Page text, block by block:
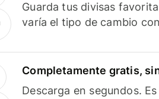
Guarda tus divisas
varía el tipo de cambio
Completamente gratis,
Descarga en segundos.